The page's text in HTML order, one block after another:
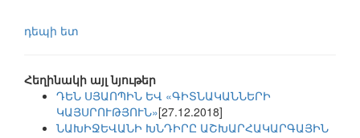
դեպի ետ
Հեղինակի այլ նյութեր
ԴԵՆ ՍՅԱՈՊԻՆ ԵՎ «ԳԻՏՆԱԿԱՆՆԵՐԻ
ԿԱՅՍՐՈՒԹՅՈՒՆ»[27.12.2018]
ՆԱԽԻՋԵՎԱՆԻ ԽՆԴԻՐԸ ԱՇԽԱՐՀԱԿԱՐԳԱՅԻՆ